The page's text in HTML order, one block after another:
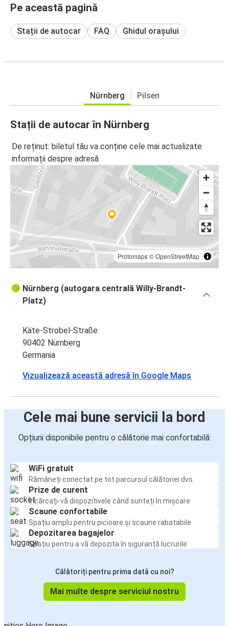
Pe această pagină
Stații de autocar FAQ Ghidul orașului
Nürnberg Pilsen
Stații de autocar în Nürnberg
De reținut: biletul tău va conține cele mai actualizate
informații despre adresă.
Protomaps©OpenStreetMap
Nürnberg (autogara centrală Willy-Brandt-
Platz)
Käte-Strobel-Straße
90402 Nürnberg
Germania
Vizualizează această adresă în Google Maps
Cele mai bune servicii la bord
Opțiuni disponibile pentru o călătorie mai confortabilă:
WiFi gratuit
Rămâneți conectat pe tot parcursul călătoriei dvs.
Prize de curent
Încărcați-vă dispozitivele când sunteți în mișcare
Scaune confortabile
Spațiu amplu pentru picioare și scaune rabatabile
Depozitarea bagajelor
Spațiu pentru a vă depozita în siguranță lucrurile
Călătoriți pentru prima dată cu noi?
Mai multe despre serviciul nostru